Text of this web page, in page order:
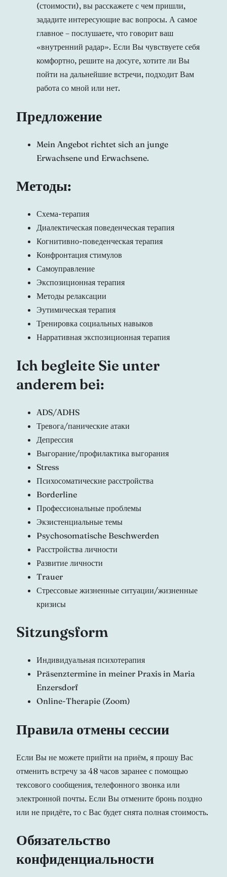
(стоимости), вы расскажете с чем пришли,
зададите интересующие вас вопросы. А самое
главное – послушаете, что говорит ваш
«внутренний радар». Если Вы чувствуете себя
комфортно, решите на досуге, хотите ли Вы
пойти на дальнейшие встречи, подходит Вам
работа со мной или нет.
Предложение
Mein Angebot richtet sich an junge
Erwachsene und Erwachsene.
Методы:
Схема-терапия
Диалектическая поведенческая терапия
Когнитивно-поведенческая терапия
Конфронтация стимулов
Самоуправление
Экспозиционная терапия
Методы релаксации
Эутимическая терапия
Тренировка социальных навыков
Нарративная экспозиционная терапия
Ich begleite Sie unter
anderem bei:
ADS/ADHS
Тревога/панические атаки
Депрессия
Выгорание/профилактика выгорания
Stress
Психосоматические расстройства
Borderline
Профессиональные проблемы
Экзистенциальные темы
Psychosomatische Beschwerden
Расстройства личности
Развитие личности
Trauer
Стрессовые жизненные ситуации/жизненные
кризисы
Sitzungsform
Индивидуальная психотерапия
Präsenztermine in meiner Praxis in Maria
Enzersdorf
Online-Therapie (Zoom)
Правила отмены сессии
Если Вы не можете прийти на приём, я прошу Вас
отменить встречу за 48 часов заранее с помощью
тексового сообщения, телефонного звонка или
электронной почты. Если Вы отмените бронь поздно
или не придёте, то с Вас будет снята полная стоимость.
Обязательство
конфиденциальности